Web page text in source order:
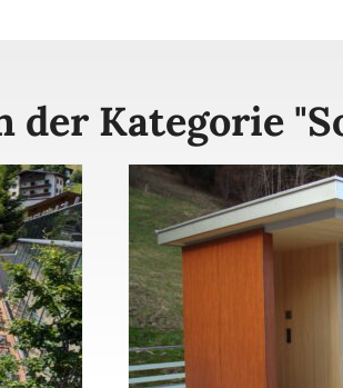
der Kategorie "